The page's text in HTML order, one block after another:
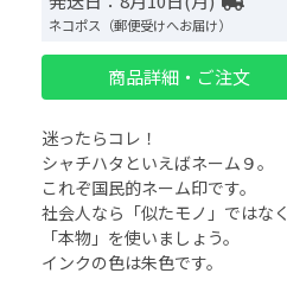
ネコポス（郵便受けへお届け）
商品詳細・ご注文
迷ったらコレ！
シャチハタといえばネーム９。
これぞ国民的ネーム印です。
社会人なら「似たモノ」ではなく
「本物」を使いましょう。
インクの色は朱色です。